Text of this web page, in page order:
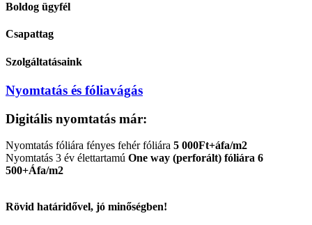
Boldog ügyfél
Csapattag
Szolgáltatásaink
Nyomtatás és fóliavágás
Digitális nyomtatás már:
Nyomtatás fóliára fényes fehér fóliára 5 000Ft+áfa/m2
Nyomtatás 3 év élettartamú One way (perforált) fóliára 6
500+Áfa/m2
Rövid határidővel, jó minőségben!